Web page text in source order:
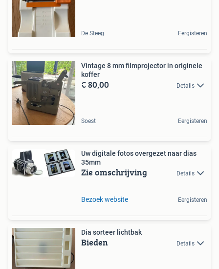
De Steeg Eergisteren
Vintage 8 mm filmprojector in originele
koffer
€ 80,00 Details
Soest Eergisteren
Uw digitale fotos overgezet naar dias
35mm
Zie omschrijving Details
Bezoek website Eergisteren
Dia sorteer lichtbak
Bieden Details